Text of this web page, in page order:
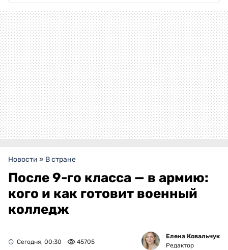
Новости » В стране
После 9-го класса — в армию:
кого и как готовит военный
колледж
Сегодня, 00:30 45705
Елена Ковальчук
Редактор